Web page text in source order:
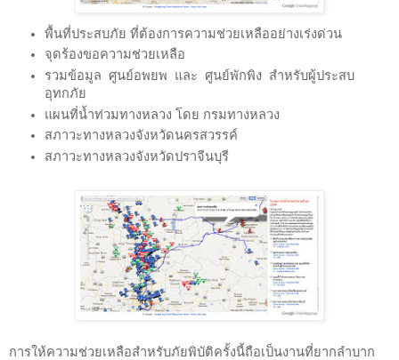
พื้นที่ประสบภัย ที่ต้องการความช่วยเหลืออย่างเร่งด่วน
จุดร้องขอความช่วยเหลือ
รวมข้อมูล ศูนย์อพยพ และ ศูนย์พักพิง สำหรับผู้ประสบ
อุทกภัย
แผนที่น้ำท่วมทางหลวง โดย กรมทางหลวง
สภาวะทางหลวงจังหวัดนครสวรรค์
สภาวะทางหลวงจังหวัดปราจีนบุรี
การให้ความช่วยเหลือสำหรับภัยพิบัติครั้งนี้ถือเป็นงานที่ยากลำบาก